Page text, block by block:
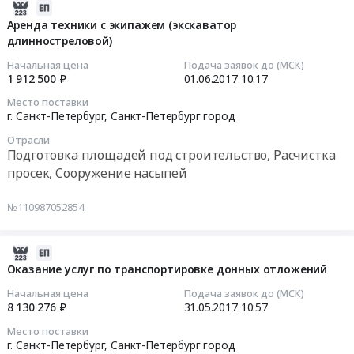
Аренда техники с экипажем (экскаватор
длинностреловой)
Начальная цена
1 912 500 ₽
Подача заявок до (МСК)
01.06.2017 10:17
Место поставки
г. Санкт-Петербург,Санкт-Петербург город
Отрасли
Подготовка площадей под строительство, Расчистка
просек, Сооружение насыпей
№110987052854
Оказание услуг по транспортировке донных отложений
Начальная цена
8 130 276 ₽
Подача заявок до (МСК)
31.05.2017 10:57
Место поставки
г. Санкт-Петербург,Санкт-Петербург город